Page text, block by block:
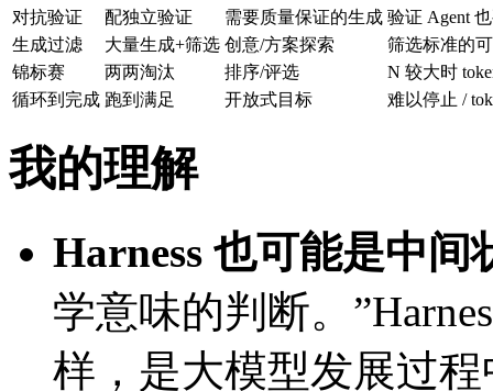
对抗验证
配独立验证 需要质量保证的生成 验证 Agent
生成过滤
大量生成+筛选 创意/方案探索
筛选标准的
锦标赛
两两淘汰 排序/评选
N 较大时
循环到完成 跑到满足 开放式目标 难以停止 /
我的理解
Harness 也可能是中间
学意味的判断。
样，是大模型发展过